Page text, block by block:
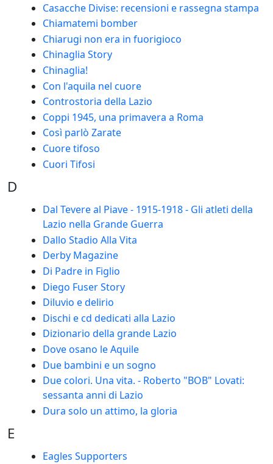
Casacche Divise: recensioni e rassegna stampa
Chiamatemi bomber
Chiarugi non era in fuorigioco
Chinaglia Story
Chinaglia!
Con l'aquila nel cuore
Controstoria della Lazio
Coppi 1945, una primavera a Roma
Così parlò Zarate
Cuore tifoso
Cuori Tifosi
D
Dal Tevere al Piave - 1915-1918 - Gli atleti della
Lazio nella Grande Guerra
Dallo Stadio Alla Vita
Derby Magazine
Di Padre in Figlio
Diego Fuser Story
Diluvio e delirio
Dischi e cd dedicati alla Lazio
Dizionario della grande Lazio
Dove osano le Aquile
Due bambini e un sogno
Due colori. Una vita. - Roberto "BOB" Lovati:
sessanta anni di Lazio
Dura solo un attimo, la gloria
E
Eagles Supporters